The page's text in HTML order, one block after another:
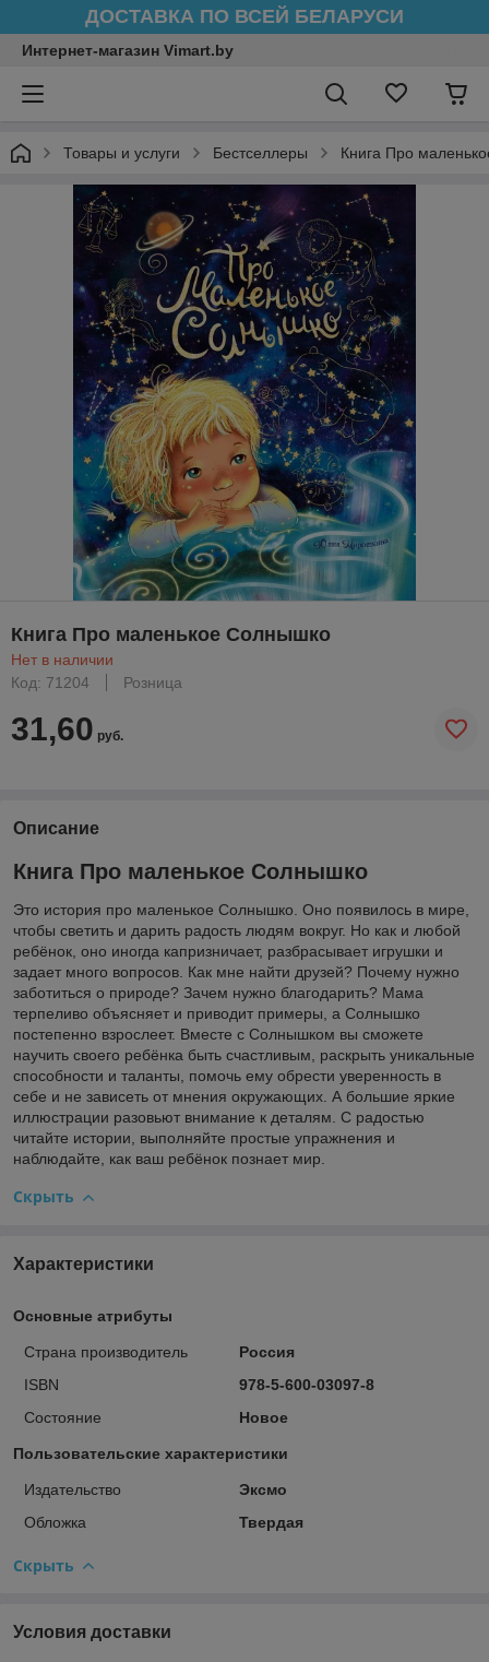
ДОСТАВКА ПО ВСЕЙ БЕЛАРУСИ
Интернет-магазин Vimart.by
Товары и услуги Бестселлеры Книга Про
Книга Про маленькое Солнышко
Нет в наличии
Код: 71204
Розница
31,60 руб.
Описание
Книга Про маленькое Солнышко
Это история про маленькое Солнышко. Оно появилось в мире,
чтобы светить и дарить радость людям вокруг. Но как и любой
ребёнок, оно иногда капризничает, разбрасывает игрушки и
задает много вопросов. Как мне найти друзей? Почему нужно
заботиться о природе? Зачем нужно благодарить? Мама
терпеливо объясняет и приводит примеры, а Солнышко
постепенно взрослеет. Вместе с Солнышком вы сможете
научить своего ребёнка быть счастливым, раскрыть уникальные
способности и таланты, помочь ему обрести уверенность в
себе и не зависеть от мнения окружающих. А большие яркие
иллюстрации разовьют внимание к деталям. С радостью
читайте истории, выполняйте простые упражнения и
наблюдайте, как ваш ребёнок познает мир.
Скрыть
Характеристики
Основные атрибуты
Страна производитель
Россия
ISBN
978-5-600-03097-8
Состояние
Новое
Пользовательские характеристики
Издательство
Эксмо
Обложка
Твердая
Скрыть
Условия доставки